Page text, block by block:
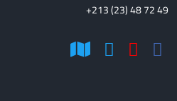
+213 (23) 48 72 49